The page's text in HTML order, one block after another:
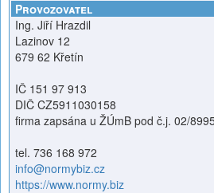
Provozovatel
Ing. Jiří Hrazdil
Lazinov 12
679 62 Křetín
IČ 151 97 913
DIČ CZ5911030158
firma zapsána u ŽÚmB pod č.j. 02/
tel. 736 168 972
info@normybiz.cz
https://www.normy.biz